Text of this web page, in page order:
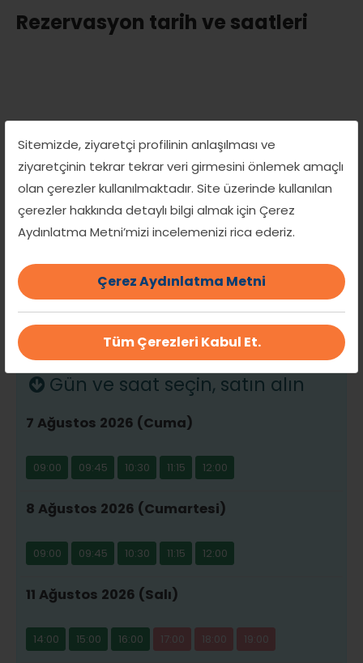
Sitemizde, ziyaretçi profilinin anlaşılması ve
ziyaretçinin tekrar tekrar veri girmesini önlemek amaçlı
olan çerezler kullanılmaktadır. Site üzerinde kullanılan
çerezler hakkında detaylı bilgi almak için Çerez
Aydınlatma Metni’mizi incelemenizi rica ederiz.
Çerez Aydınlatma Metni
Tüm Çerezleri Kabul Et.
Rezervasyon tarih ve saatleri
Bu Grup/Atölye/Seminer
programı, aşağıdaki saat seçenekleri
başına 20 kişilik kontenjanla sınırlıdır.
Hizmet süresi60 dakikadır
Gün ve saat seçin, satın alın
7 Ağustos 2026 (Cuma)
09:00 09:45 10:30 11:15 12:00
8 Ağustos 2026 (Cumartesi)
09:00 09:45 10:30 11:15 12:00
11 Ağustos 2026 (Salı)
14:00 15:00 16:00 17:00 18:00 19:00